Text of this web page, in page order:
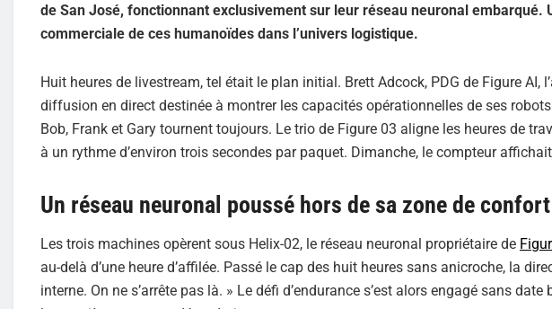
de San José, fonctionnant exclusivement sur leur réseau neuronal
commerciale de ces humanoïdes dans l’univers logistique.
Huit heures de livestream, tel était le plan initial. Brett Adcock, PDG de Figure AI,
diffusion en direct destinée à montrer les capacités opérationnelles de ses
Bob, Frank et Gary tournent toujours. Le trio de Figure 03 aligne les heures de
à un rythme d’environ trois secondes par paquet. Dimanche, le compteur
Un réseau neuronal poussé hors de sa zone de confort
Les trois machines opèrent sous Helix-02, le réseau neuronal propriétaire de
au-delà d’une heure d’affilée. Passé le cap des huit heures sans anicroche, la
interne. On ne s’arrête pas là. » Le défi d’endurance s’est alors engagé sans